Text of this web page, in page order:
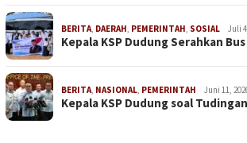
BERITA, DAERAH, PEMERINTAH, SOSIAL Juli
Kepala KSP Dudung Serahkan
BERITA, NASIONAL, PEMERINTAH Juni 11,
Kepala KSP Dudung soal